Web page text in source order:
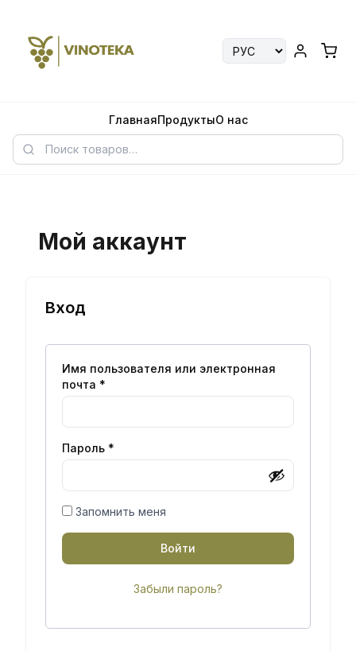
ГлавнаяПродуктыО нас
Мой аккаунт
Вход
Имя пользователя или электронная
почта *
Пароль *
Запомнить меня
Войти
Забыли пароль?